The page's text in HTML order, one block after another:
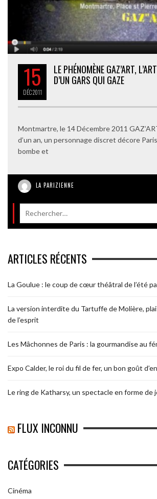
15
DÉC2011
LE PHÉNOMÈNE GAZ’ART,
D’UN GARS QUI GAZE
Montmartre, le 14 Décembre 2011
d’un an, un personnage discret décore
bombe et
LA PARIZIENNE
ARTICLES RÉCENTS
La Goulue : le coup de cœur théâtral de l’été
La version interdite du Tartuffe de Molière,
de l’esprit
Les Mâchonnes de Paris : la gourmandise au
Expo Calder, le roi du fil de fer, un bon goût
Le ring de Katharsy, un spectacle en forme de
FLUX INCONNU
CATÉGORIES
Cinéma